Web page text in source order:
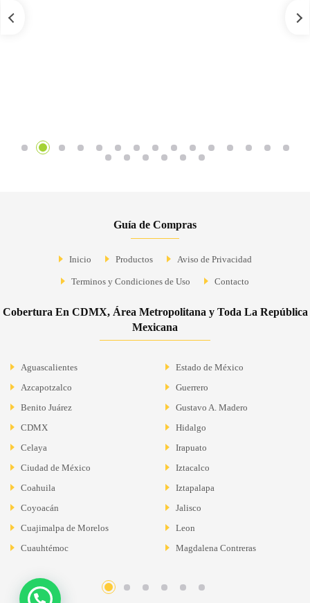
Guía de Compras
Inicio Productos Aviso de Privacidad
Terminos y Condiciones de Uso Contacto
Cobertura En CDMX, Área Metropolitana y Toda La República
Mexicana
Aguascalientes
Azcapotzalco
Benito Juárez
CDMX
Celaya
Ciudad de México
Coahuila
Coyoacán
Cuajimalpa de Morelos
Cuauhtémoc
Estado de México
Guerrero
Gustavo A. Madero
Hidalgo
Irapuato
Iztacalco
Iztapalapa
Jalisco
Leon
Magdalena Contreras